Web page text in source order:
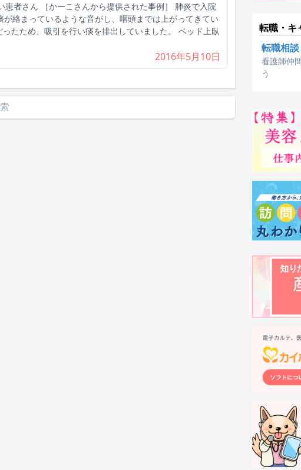
患者さん ［かーこさんから提供された事例］ 肺炎で入院
が絡まっているような音がし、咽頭までは上がってきてい
たため、吸引を行い痰を排出していました。 ベッド上臥
2016年5月10日
転職・キ
転職相
看護師仲
う